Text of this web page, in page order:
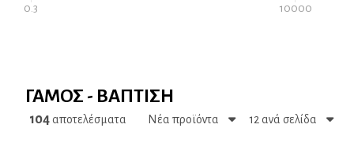
0.3 10000
ΓΆΜΟΣ - ΒΆΠΤΙΣΗ
104αποτελέσματα Νέα προϊόντα 12 ανά σελίδα